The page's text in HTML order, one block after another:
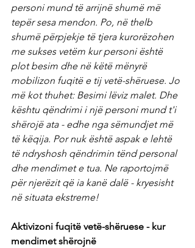
personi mund të arrijnë shumë më
tepër sesa mendon. Po, në thelb
shumë përpjekje të tjera kurorëzohen
me sukses vetëm kur personi është
plot besim dhe në këtë mënyrë
mobilizon fuqitë e tij vetë-shëruese. Jo
më kot thuhet: Besimi lëviz malet. Dhe
kështu qëndrimi i një personi mund t'i
shërojë ata - edhe nga sëmundjet më
të këqija. Por nuk është aspak e lehtë
të ndryshosh qëndrimin tënd personal
dhe mendimet e tua. Ne raportojmë
për njerëzit që ia kanë dalë - kryesisht
në situata ekstreme!
Aktivizoni fuqitë vetë-shëruese - kur
mendimet shërojnë